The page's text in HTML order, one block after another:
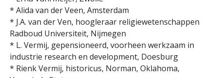
* Alida van der Veen, Amsterdam
* J.A. van der Ven, hoogleraar religiewetenschappen
Radboud Universiteit, Nijmegen
* L. Vermij, gepensioneerd, voorheen werkzaam in
industrie research en development, Doesburg
* Rienk Vermij, historicus, Norman, Oklahoma,